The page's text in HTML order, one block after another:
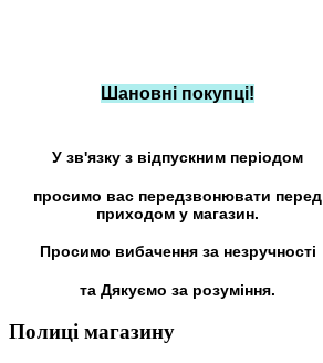
Шановні покупці!
У зв'язку з відпускним періодом
просимо вас передзвонювати перед
приходом у магазин.
Просимо вибачення за незручності
та Дякуємо за розуміння.
Полиці магазину